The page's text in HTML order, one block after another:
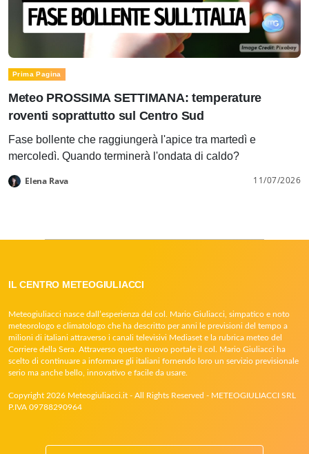
Prima Pagina
Meteo PROSSIMA SETTIMANA: temperature
roventi soprattutto sul Centro Sud
Fase bollente che raggiungerà l'apice tra martedì e
mercoledì. Quando terminerà l'ondata di caldo?
Elena Rava 11/07/2026
IL CENTRO METEOGIULIACCI
Meteogiuliacci nasce dall’esperienza del col. Mario Giuliacci, simpatico e noto
meteorologo e climatologo che ha descritto per anni le previsioni del tempo a
milioni di italiani attraverso i canali televisivi Mediaset e la rubrica meteo del
Corriere della Sera. Attraverso questo nuovo portale il col. Mario Giuliacci ha
scelto di continuare a informare gli italiani fornendo loro un servizio previsionale
serio ma anche bello, innovativo e facile da usare.
Copyright 2026 Meteogiuliacci.it - All Rights Reserved - METEOGIULIACCI SRL
P.IVA 09788290964